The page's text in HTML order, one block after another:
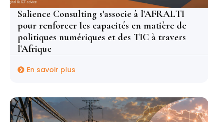
Salience Consulting s'associe à l'AFRALTI
pour renforcer les capacités en matière de
politiques numériques et des TIC à travers
l'Afrique
En savoir plus